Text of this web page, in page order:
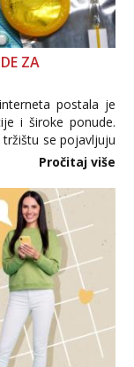
ZA
postala je
i široke ponude.
se pojavljuju
internetske
Pročitaj više